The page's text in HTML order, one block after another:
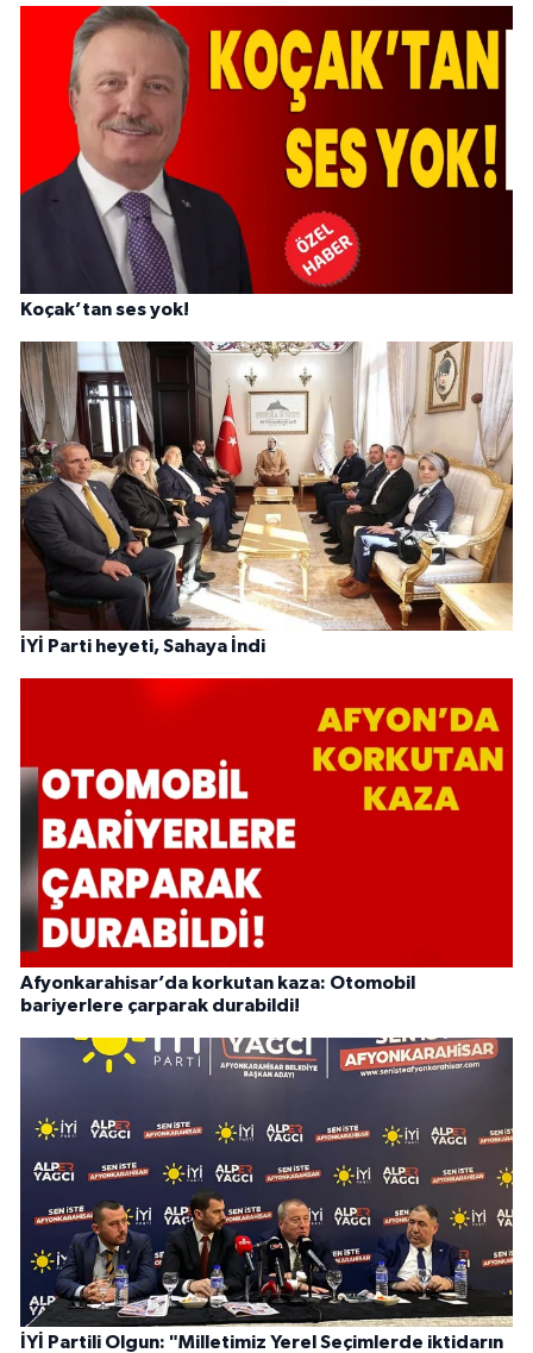
Koçak’tan ses yok!
İYİ Parti heyeti, Sahaya İndi
Afyonkarahisar’da korkutan kaza: Otomobil
bariyerlere çarparak durabildi!
İYİ Partili Olgun: "Milletimiz Yerel Seçimlerde iktidarın